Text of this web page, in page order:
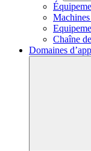
Chaîne
Domaines